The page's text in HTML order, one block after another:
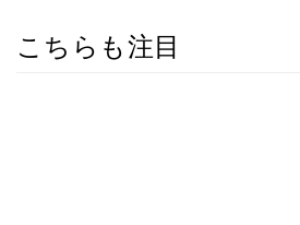
こちらも注目